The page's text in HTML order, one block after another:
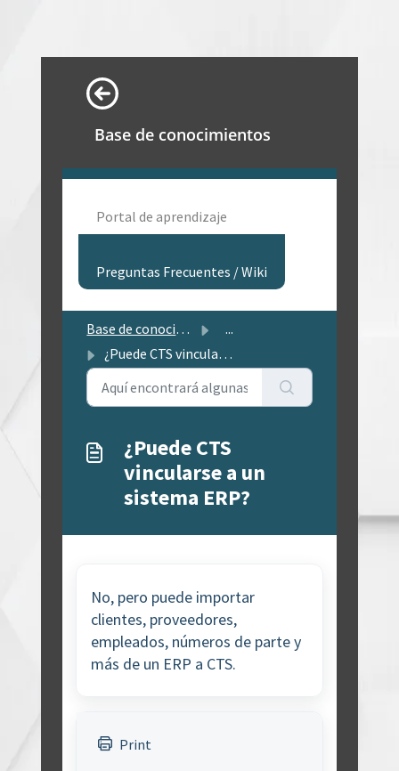
Base de conocimientos
Portal de aprendizaje
Preguntas Frecuentes / Wiki
Base de conocimientos
...
¿Puede CTS vincularse a un sistema ERP?
¿Puede CTS
vincularse a un
sistema ERP?
No, pero puede importar
clientes, proveedores,
empleados, números de parte y
más de un ERP a CTS.
Print